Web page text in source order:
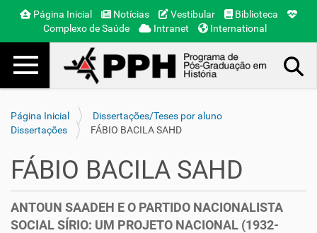
Página Inicial Notícias Vestibular
Biblioteca
Complexo de Saúde
Intranet International
Toggle navigation
Página Inicial
Dissertações/Teses por aluno
Dissertações
FÁBIO BACILA SAHD
FÁBIO BACILA SAHD
ANTOUN SAADEH E O PARTIDO NACIONALISTA
SOCIAL SÍRIO: UM PROJETO NACIONAL (1932-